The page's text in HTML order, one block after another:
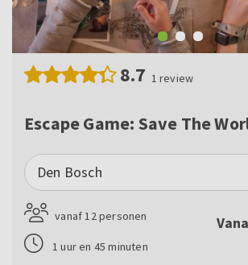
8.7 1 review
Escape Game: Save The
Den Bosch
vanaf 12 personen
1 uur en 45 minuten